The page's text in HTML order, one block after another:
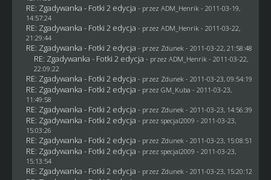
RE: Zgadywanka - Fotki 2 edycja - przez ADM_Henrik - 2011-03-19,
14:57:24
RE: Zgadywanka - Fotki 2 edycja - przez ADM_Henrik - 2011-03-22,
21:29:44
RE: Zgadywanka - Fotki 2 edycja - przez Zdunek - 2011-03-22, 21:58:48
RE: Zgadywanka - Fotki 2 edycja - przez ADM_Henrik - 2011-03-22,
22:09:22
RE: Zgadywanka - Fotki 2 edycja - przez Zdunek - 2011-03-23, 09:54:19
RE: Zgadywanka - Fotki 2 edycja - przez GM_Kuba - 2011-03-23,
11:49:58
RE: Zgadywanka - Fotki 2 edycja - przez Zdunek - 2011-03-23, 14:56:39
RE: Zgadywanka - Fotki 2 edycja - przez specjal2009 - 2011-03-23,
15:03:26
RE: Zgadywanka - Fotki 2 edycja - przez Zdunek - 2011-03-23, 15:08:51
RE: Zgadywanka - Fotki 2 edycja - przez specjal2009 - 2011-03-23,
15:13:54
RE: Zgadywanka - Fotki 2 edycja - przez Zdunek - 2011-03-23, 15:20:12